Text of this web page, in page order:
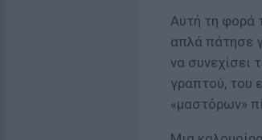
Αυτή τη φορά
απλά πάτησε
να συνεχίσει
γραπτού, του
«μαστόρων»